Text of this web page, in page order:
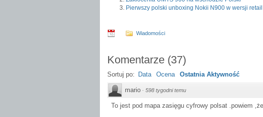
Pierwszy polski unboxing Nokii N900 w wersji retail
Wiadomości
Komentarze (37)
Sortuj po: Data Ocena Ostatnia Aktywność
mario · 598 tygodni temu
To jest pod mapa zasięgu cyfrowy polsat .powiem